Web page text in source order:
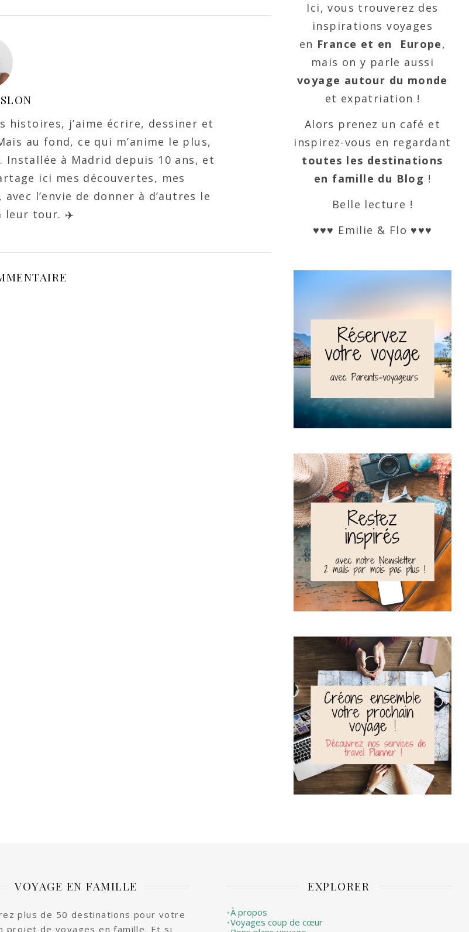
histoires, j’aime écrire, dessiner et
au fond, ce qui m’anime le plus,
Installée à Madrid depuis 10 ans, et
ici mes découvertes, mes
l’envie de donner à d’autres le
leur tour. ✈️
Ici, vous trouverez des
inspirations voyages
en France et en Europe,
mais on y parle aussi
voyage autour du monde
et expatriation !
Alors prenez un café et
inspirez-vous en regardant
toutes les destinations
en famille du Blog !
Belle lecture !
♥♥♥ Emilie & Flo ♥♥♥
VOYAGE EN FAMILLE
plus de 50 destinations pour votre
projet de voyages en famille. Et si
EXPLORER
✦À propos
✦Voyages coup de cœur